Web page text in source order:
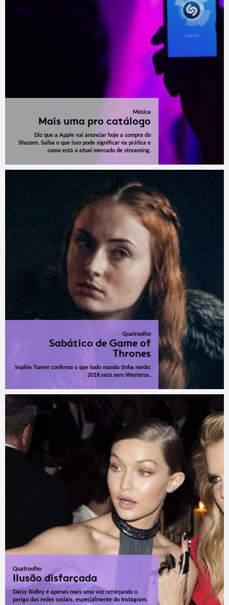
Música
Mais uma pro catálogo
Diz que a Apple vai anunciar hoje a compra do
Shazam. Saiba o que isso pode significar na prática e
como está o atual mercado de streaming.
Quatroolho
Sabático de Game of
Thrones
Sophie Turner confirma o que todo mundo tinha medo:
2018 será sem Westeros.
Quatroolho
Ilusão disfarçada
Daisy Ridley é apenas mais uma voz reforçando o
perigo das redes sociais, especialmente do Instagram.